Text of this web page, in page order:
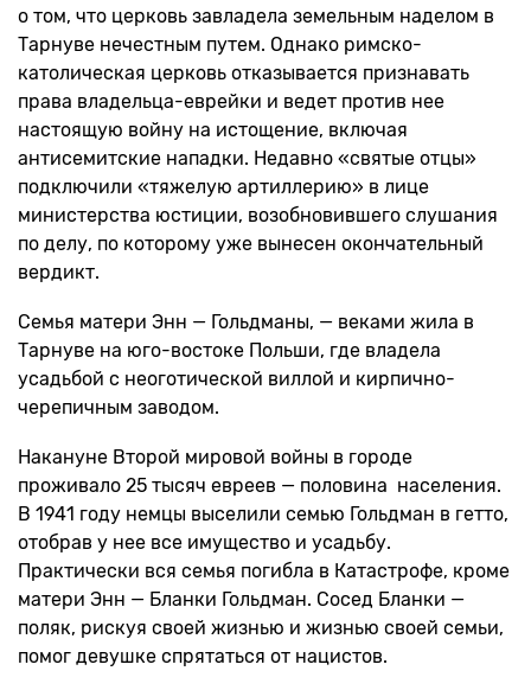
о том, что церковь завладела земельным наделом в
Тарнуве нечестным путем. Однако римско-
католическая церковь отказывается признавать
права владельца-еврейки и ведет против нее
настоящую войну на истощение, включая
антисемитские нападки. Недавно «святые отцы»
подключили «тяжелую артиллерию» в лице
министерства юстиции, возобновившего слушания
по делу, по которому уже вынесен окончательный
вердикт.
Семья матери Энн — Гольдманы, — веками жила в
Тарнуве на юго-востоке Польши, где владела
усадьбой с неоготической виллой и кирпично-
черепичным заводом.
Накануне Второй мировой войны в городе
проживало 25 тысяч евреев — половина населения.
В 1941 году немцы выселили семью Гольдман в гетто,
отобрав у нее все имущество и усадьбу.
Практически вся семья погибла в Катастрофе, кроме
матери Энн — Бланки Гольдман. Сосед Бланки —
поляк, рискуя своей жизнью и жизнью своей семьи,
помог девушке спрятаться от нацистов.